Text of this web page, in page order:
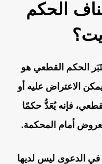
الحكم
الحكم القطعي هو
يمكن الاعتراض عليه أو
فإنه يُعَدُّ حكمًا
أمام المحكمة.
في الدعوى ليس لديها